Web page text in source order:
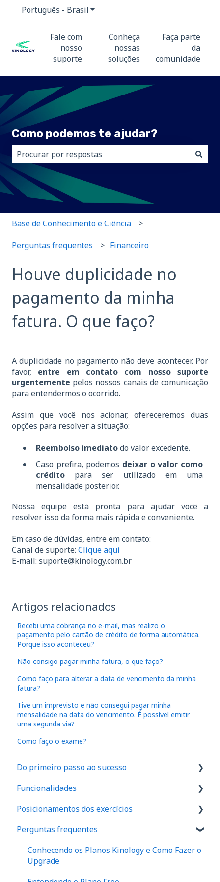
Português - BrasilMostrar submenu para traduções
Fale com
nosso
suporte
Conheça
nossas
soluções
Faça parte
da
comunidade
Como podemos te ajudar?
Não há sugestões porque o campo de pesquisa está
Base de Conhecimento e Ciência
Perguntas frequentes Financeiro
Houve duplicidade no
pagamento da minha
fatura. O que faço?
A duplicidade no pagamento não deve acontecer. Por
favor, entre em contato com nosso suporte
urgentemente pelos nossos canais de comunicação
para entendermos o ocorrido.
Assim que você nos acionar, ofereceremos duas
opções para resolver a situação:
Reembolso imediatodo valor excedente.
Caso prefira, podemos deixar o valor como
crédito para ser utilizado em uma
mensalidade posterior.
Nossa equipe está pronta para ajudar você a
resolver isso da forma mais rápida e conveniente.
Em caso de dúvidas, entre em contato:
Canal de suporte: Clique aqui
E-mail: suporte@kinology.com.br
Artigos relacionados
Recebi uma cobrança no e-mail, mas realizo o
pagamento pelo cartão de crédito de forma automática.
Porque isso aconteceu?
Não consigo pagar minha fatura, o que faço?
Como faço para alterar a data de vencimento da minha
fatura?
Tive um imprevisto e não consegui pagar minha
mensalidade na data do vencimento. É possível emitir
uma segunda via?
Como faço o exame?
Do primeiro passo ao sucesso
1. Como são feitos os cadastros no aplicativo
2. Onde realizar o exame de força em seu
4. Como posicionar seus pacientes
Funcionalidades
IA
Dinamômetro de Preensão Palmar
Protocolos
Posicionamentos dos exercícios
Ombro
Cotovelo
Perguntas frequentes
Conhecendo os Planos Kinology e Como Fazer o
Upgrade